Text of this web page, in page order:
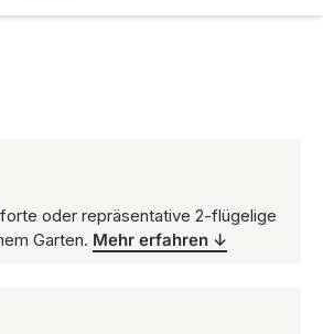
oder repräsentative 2-flügelige
Garten. Mehr erfahren ↓